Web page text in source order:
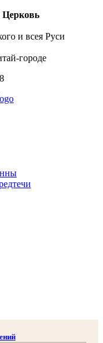
Церковь
и всея Руси
городе